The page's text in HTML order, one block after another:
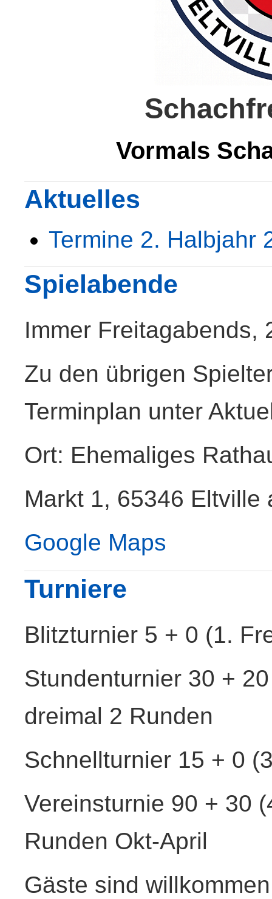
Vormals
Aktuelles
Termine 2. Halbjahr
Spielabende
Immer Freitagabends,
Zu den übrigen
Terminplan unter
Ort: Ehemaliges
Markt 1, 65346 Eltville
Google Maps
Turniere
Blitzturnier 5 + 0 (1.
Stundenturnier 30 +
dreimal 2 Runden
Schnellturnier 15 + 0
Vereinsturnie 90 + 30
Runden Okt-April
Gäste sind